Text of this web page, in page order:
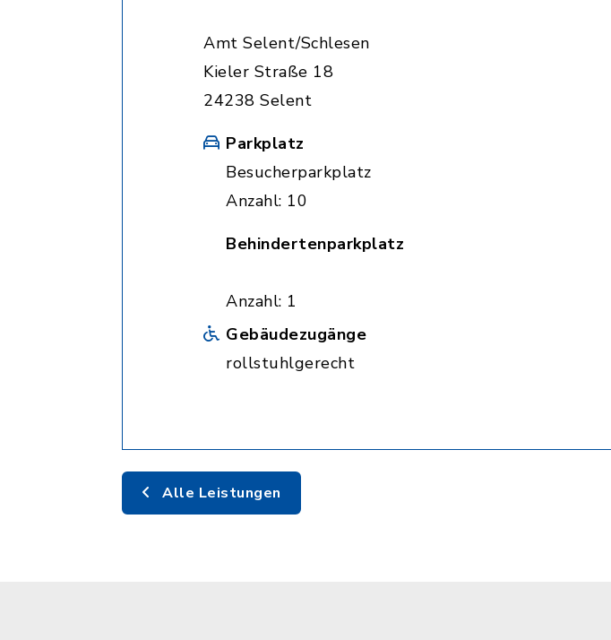
Amt Selent/Schlesen
Kieler Straße 18
24238 Selent
Parkplatz
Besucherparkplatz
Anzahl: 10
Behindertenparkplatz
Anzahl: 1
Gebäudezugänge
rollstuhlgerecht
Alle Leistungen